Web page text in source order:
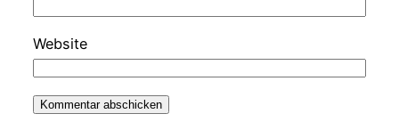
Website